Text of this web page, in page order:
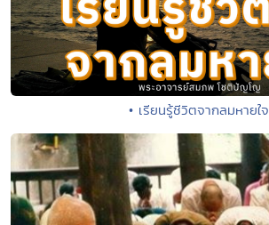
• เรียนรู้ชีวิตจากลมหายใจ